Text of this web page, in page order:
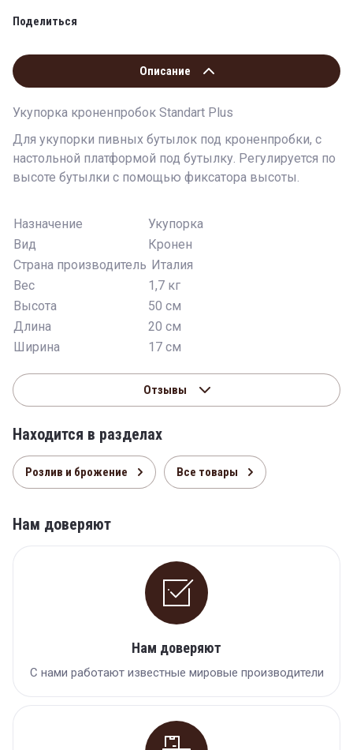
Поделиться
Описание
Укупорка кроненпробок Standart Plus
Для укупорки пивных бутылок под кроненпробки, с
настольной платформой под бутылку. Регулируется по
высоте бутылки с помощью фиксатора высоты.
Назначение
Укупорка
Вид
Кронен
Страна производитель Италия
Вес
1,7 кг
Высота
50 см
Длина
20 см
Ширина
17 см
Отзывы
Находится в разделах
Розлив и брожение Все товары
Нам доверяют
Нам доверяют
С нами работают известные мировые производители